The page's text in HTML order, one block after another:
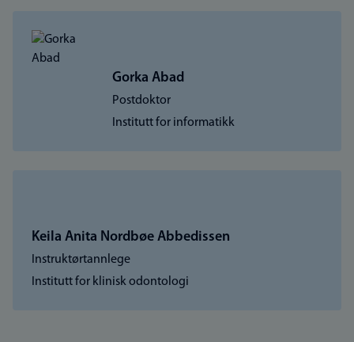
Gorka Abad
Postdoktor
Institutt for informatikk
Keila Anita Nordbøe Abbedissen
Instruktørtannlege
Institutt for klinisk odontologi